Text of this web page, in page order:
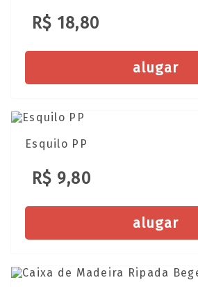
R$ 18,80
alugar
Esquilo PP
R$ 9,80
alugar